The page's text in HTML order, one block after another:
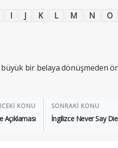
I J K L M N O
bir belaya dönüşmeden
KONU SONRAKİ KONU
İngilizce Never Say